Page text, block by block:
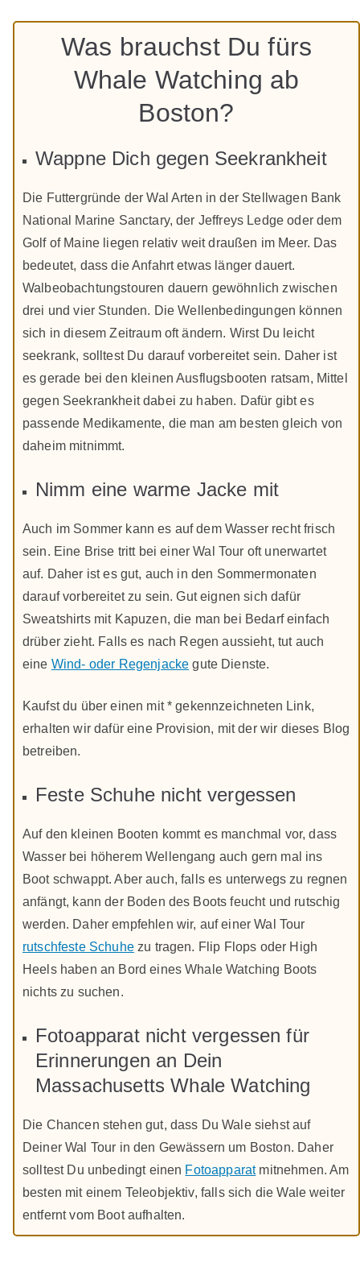
Was brauchst Du fürs
Whale Watching ab
Boston?
Wappne Dich gegen Seekrankheit
Die Futtergründe der Wal Arten in der Stellwagen Bank
National Marine Sanctary, der Jeffreys Ledge oder dem
Golf of Maine liegen relativ weit draußen im Meer. Das
bedeutet, dass die Anfahrt etwas länger dauert.
Walbeobachtungstouren dauern gewöhnlich zwischen
drei und vier Stunden. Die Wellenbedingungen können
sich in diesem Zeitraum oft ändern. Wirst Du leicht
seekrank, solltest Du darauf vorbereitet sein. Daher ist
es gerade bei den kleinen Ausflugsbooten ratsam, Mittel
gegen Seekrankheit dabei zu haben. Dafür gibt es
passende Medikamente, die man am besten gleich von
daheim mitnimmt.
Nimm eine warme Jacke mit
Auch im Sommer kann es auf dem Wasser recht frisch
sein. Eine Brise tritt bei einer Wal Tour oft unerwartet
auf. Daher ist es gut, auch in den Sommermonaten
darauf vorbereitet zu sein. Gut eignen sich dafür
Sweatshirts mit Kapuzen, die man bei Bedarf einfach
drüber zieht. Falls es nach Regen aussieht, tut auch
eine Wind- oder Regenjacke gute Dienste.
Kaufst du über einen mit * gekennzeichneten Link,
erhalten wir dafür eine Provision, mit der wir dieses Blog
betreiben.
Feste Schuhe nicht vergessen
Auf den kleinen Booten kommt es manchmal vor, dass
Wasser bei höherem Wellengang auch gern mal ins
Boot schwappt. Aber auch, falls es unterwegs zu regnen
anfängt, kann der Boden des Boots feucht und rutschig
werden. Daher empfehlen wir, auf einer Wal Tour
rutschfeste Schuhezu tragen. Flip Flops oder High
Heels haben an Bord eines Whale Watching Boots
nichts zu suchen.
Fotoapparat nicht vergessen für
Erinnerungen an Dein
Massachusetts Whale Watching
Die Chancen stehen gut, dass Du Wale siehst auf
Deiner Wal Tour in den Gewässern um Boston. Daher
solltest Du unbedingt einen Fotoapparatmitnehmen. Am
besten mit einem Teleobjektiv, falls sich die Wale weiter
entfernt vom Boot aufhalten.